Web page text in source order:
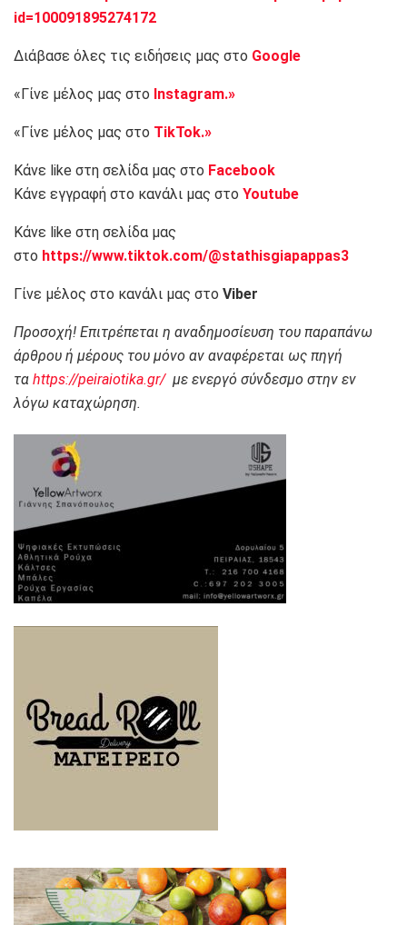
id=100091895274172
Διάβασε όλες τις ειδήσεις μας στο Google
«Γίνε μέλος μας στο Instagram.»
«Γίνε μέλος μας στο TikTok.»
Κάνε like στη σελίδα μας στο Facebook
Κάνε εγγραφή στο κανάλι μας στο Youtube
Κάνε like στη σελίδα μας
στο https://www.tiktok.com/@stathisgiapappas3
Γίνε μέλος στο κανάλι μας στο Viber
Προσοχή! Επιτρέπεται η αναδημοσίευση του παραπάνω
άρθρου ή μέρους του μόνο αν αναφέρεται ως πηγή
τα https://peiraiotika.gr/με ενεργό σύνδεσμο στην εν
λόγω καταχώρηση.